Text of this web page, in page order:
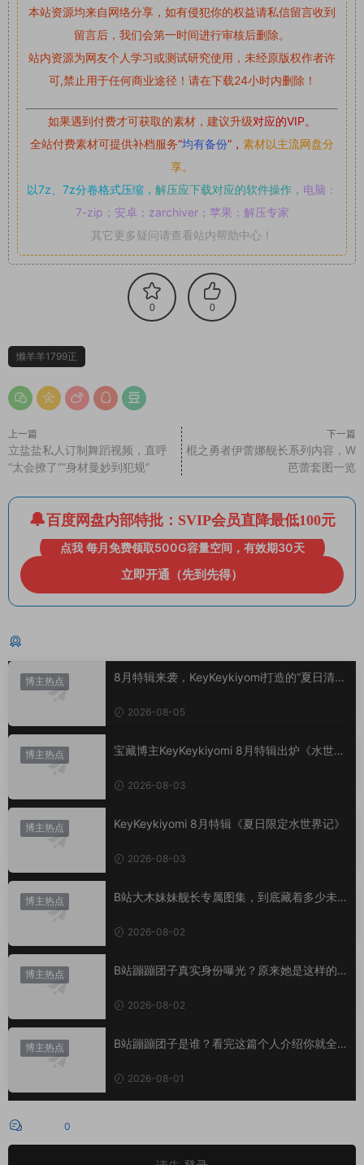
本站资源均来自网络分享，如有侵犯你的权益请私信留言收到
留言后，我们会第一时间进行审核后删除。
站内资源为网友个人学习或测试研究使用，未经原版权作者许
可,禁止用于任何商业途径！请在下载24小时内删除！
如果遇到付费才可获取的素材，建议升级对应的VIP。
全站付费素材可提供补档服务“均有备份”， 素材以主流网盘分
享。
以7z、7z分卷格式压缩， 解压应下载对应的软件操作， 电脑：
7-zip；安卓：zarchiver；苹果：解压专家
其它更多疑问请查看站内帮助中心！
0 0
懒羊羊1799正
上一篇
立盐盐私人订制舞蹈视频，直呼
“太会撩了”“身材曼妙到犯规”
下一篇
棍之勇者伊蕾娜舰长系列内容，W
芭蕾套图一览
百度网盘内部特批：SVIP会员直降最低100元
点我 每月免费领取500G容量空间，有效期30天
立即开通（先到先得）
博主热点
8月特辑来袭，KeyKeykiyomi打造的“夏日清凉
2026-08-05
博主热点
宝藏博主KeyKeykiyomi 8月特辑出炉《水世界
2026-08-03
博主热点 KeyKeykiyomi 8月特辑《夏日限定水世界记》
2026-08-03
博主热点
B站大木妹妹舰长专属图集，到底藏着多少未
2026-08-02
博主热点
B站蹦蹦团子真实身份曝光？原来她是这样的U
2026-08-02
博主热点
B站蹦蹦团子是谁？看完这篇个人介绍你就全
2026-08-01
0